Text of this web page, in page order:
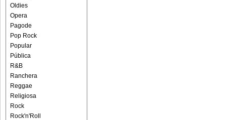
Oldies
Opera
Pagode
Pop Rock
Popular
Pública
R&B
Ranchera
Reggae
Religiosa
Rock
Rock'n'Roll